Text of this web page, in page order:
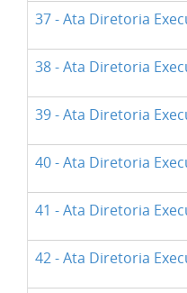
37 - Ata Diretoria
38 - Ata Diretoria
39 - Ata Diretoria
40 - Ata Diretoria
41 - Ata Diretoria
42 - Ata Diretoria